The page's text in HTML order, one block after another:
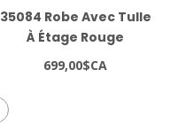
35084 Robe Avec Tulle
À Étage Rouge
699,00$CA